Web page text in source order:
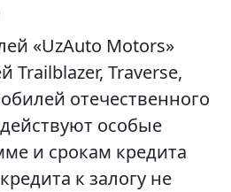
«UzAuto Motors»
Trailblazer, Traverse,
отечественного
особые
и срокам кредита
к залогу не